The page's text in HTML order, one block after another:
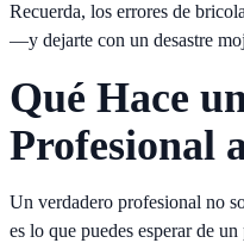
Recuerda, los errores de
—y dejarte con un desastre
Qué Hace
Profesional
Un verdadero profesional no
es lo que puedes esperar de